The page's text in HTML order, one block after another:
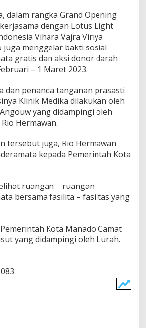
dalam rangka Grand Opening
dengan Lotus Light
Vihara Vajra Viriya
juga menggelar bakti sosial
gratis dan aksi donor darah
– 1 Maret 2023.
dan penanda tanganan prasasti
Klinik Medika dilakukan oleh
yang didampingi oleh
Hermawan.
tersebut juga, Rio Hermawan
kepada Pemerintah Kota
ruangan – ruangan
bersama fasilita – fasiltas yang
Kota Manado Camat
yang didampingi oleh Lurah.